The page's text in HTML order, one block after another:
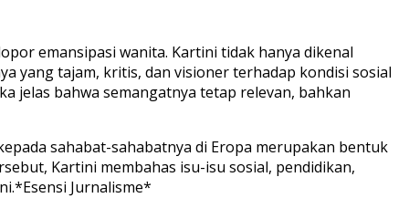
emansipasi wanita. Kartini tidak hanya dikenal
yang tajam, kritis, dan visioner terhadap kondisi sosial
jelas bahwa semangatnya tetap relevan, bahkan
sahabat-sahabatnya di Eropa merupakan bentuk
Kartini membahas isu-isu sosial, pendidikan,
Jurnalisme*